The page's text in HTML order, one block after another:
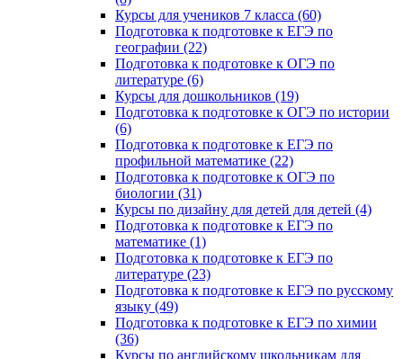
Курсы для учеников 7 класса (60)
Подготовка к подготовке к ЕГЭ по
географии (22)
Подготовка к подготовке к ОГЭ по
литературе (6)
Курсы для дошкольников (19)
Подготовка к подготовке к ОГЭ по истории
(6)
Подготовка к подготовке к ЕГЭ по
профильной математике (22)
Подготовка к подготовке к ОГЭ по
биологии (31)
Курсы по дизайну для детей для детей (4)
Подготовка к подготовке к ЕГЭ по
математике (1)
Подготовка к подготовке к ЕГЭ по
литературе (23)
Подготовка к подготовке к ЕГЭ по русскому
языку (49)
Подготовка к подготовке к ЕГЭ по химии
(36)
Курсы по английскому школьникам для